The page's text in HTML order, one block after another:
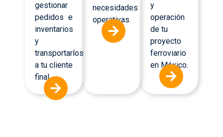
gestionar
pedidos e
inventarios
y
transportarlos
a tu cliente
final.
necesidades
operativas.
y
operación
de tu
proyecto
ferroviario
en México.